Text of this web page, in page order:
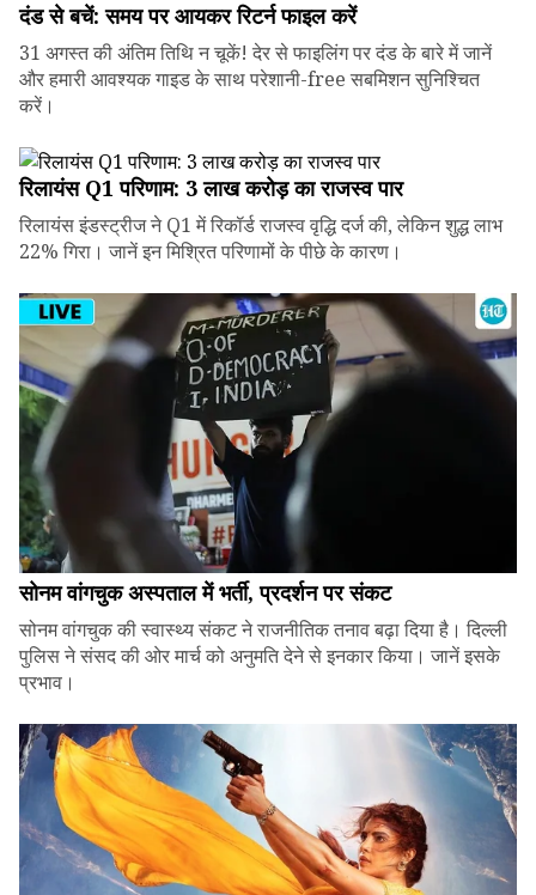
दंड से बचें: समय पर आयकर रिटर्न फाइल करें
31 अगस्त की अंतिम तिथि न चूकें! देर से फाइलिंग पर दंड के बारे में जानें
और हमारी आवश्यक गाइड के साथ परेशानी-free सबमिशन सुनिश्चित
करें।
रिलायंस Q1 परिणाम: ₹3 लाख करोड़ का राजस्व पार
रिलायंस इंडस्ट्रीज ने Q1 में रिकॉर्ड राजस्व वृद्धि दर्ज की, लेकिन शुद्ध लाभ
22% गिरा। जानें इन मिश्रित परिणामों के पीछे के कारण।
सोनम वांगचुक अस्पताल में भर्ती, प्रदर्शन पर संकट
सोनम वांगचुक की स्वास्थ्य संकट ने राजनीतिक तनाव बढ़ा दिया है। दिल्ली
पुलिस ने संसद की ओर मार्च को अनुमति देने से इनकार किया। जानें इसके
प्रभाव।